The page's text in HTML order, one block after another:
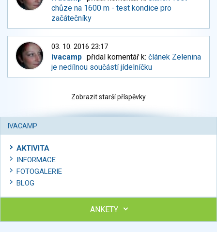
chůze na 1600 m - test kondice pro
začátečníky
03. 10. 2016 23:17
ivacamp přidal komentář k:článek Zelenina
je nedílnou součástí jídelníčku
Zobrazit starší příspěvky
IVACAMP
AKTIVITA
INFORMACE
FOTOGALERIE
BLOG
ANKETY